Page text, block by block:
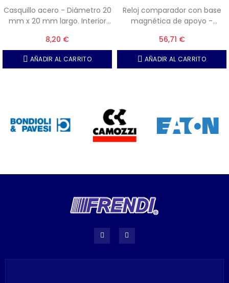
Casquillo acero - Diámetro 20
mm x 20 mm largo. Interior
chavetero de ancho 4 mm
8,20 €
AÑADIR AL CARRITO
Reloj comparador con base
magnética de apoyo -
0.01 mm
56,71 €
AÑADIR AL CARRITO